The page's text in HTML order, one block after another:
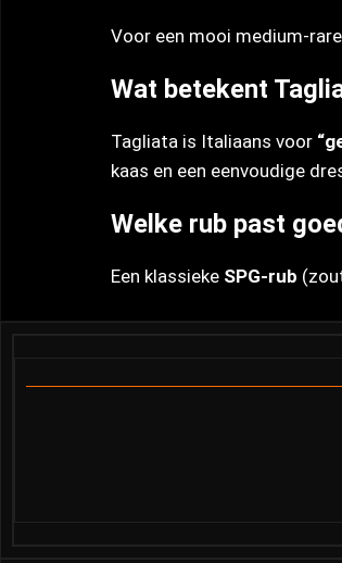
Voor een mooi medium-
Wat betekent
Tagliata is Italiaans voor
kaas en een eenvoudige
Welke rub past
Een klassieke SPG-rub